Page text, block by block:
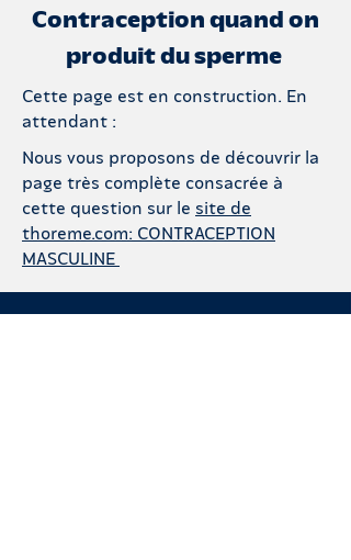
Contraception quand on
produit du sperme
Cette page est en construction. En
attendant :
Nous vous proposons de découvrir la
page très complète consacrée à
cette question sur le site de
thoreme.com: CONTRACEPTION
MASCULINE